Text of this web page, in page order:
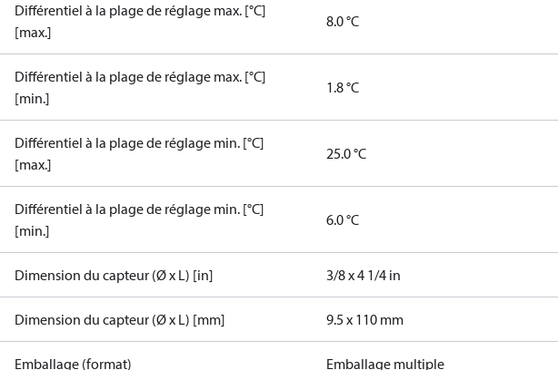
Différentiel à la plage de réglage max. [°C]
[max.]
8.0 °C
Différentiel à la plage de réglage max. [°C]
[min.]
1.8 °C
Différentiel à la plage de réglage min. [°C]
[max.]
25.0 °C
Différentiel à la plage de réglage min. [°C]
[min.]
6.0 °C
Dimension du capteur (Ø x L) [in] 3/8 x 4 1/4 in
Dimension du capteur (Ø x L) [mm] 9.5 x 110 mm
Emballage (format) Emballage multiple